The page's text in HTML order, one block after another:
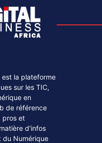
est la plateforme
sur les TIC,
en
de référence
pros et
d'infos
du Numérique